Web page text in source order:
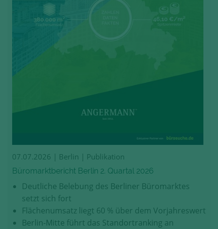
07.07.2026 | Berlin | Publikation
Büromarktbericht Berlin 2. Quartal 2026
Deutliche Belebung des Berliner Büromarktes
setzt sich fort
Flächenumsatz liegt 60 % über dem Vorjahreswert
Berlin-Mitte führt das Standortranking an